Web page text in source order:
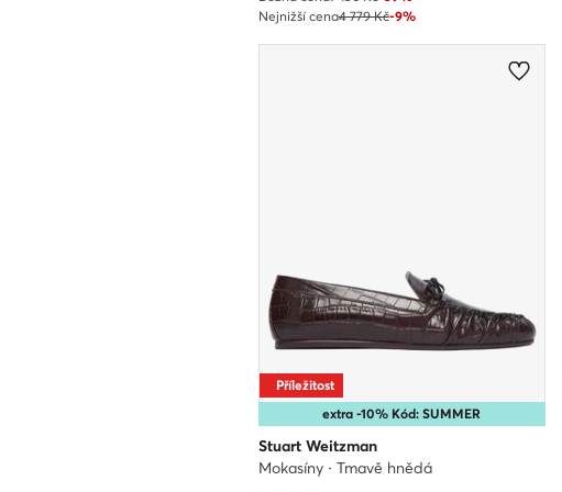
Nejnižší cena4 779 Kč-9%
extra -10% Kód: SUMMER
Příležitost
Stuart Weitzman
Mokasíny · Tmavě hnědá